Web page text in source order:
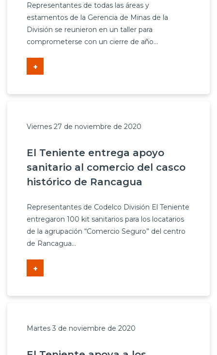
Representantes de todas las áreas y
estamentos de la Gerencia de Minas de la
División se reunieron en un taller para
comprometerse con un cierre de año...
+
Viernes 27 de noviembre de 2020
El Teniente entrega apoyo
sanitario al comercio del casco
histórico de Rancagua
Representantes de Codelco División El Teniente
entregaron 100 kit sanitarios para los locatarios
de la agrupación “Comercio Seguro” del centro
de Rancagua...
+
Martes 3 de noviembre de 2020